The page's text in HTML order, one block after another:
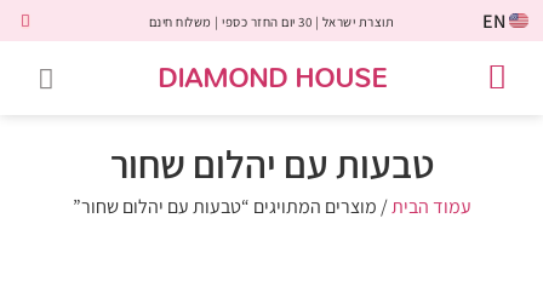
EN תוצרת ישראל | 30 יום החזר כספי | משלוח חינם
DIAMOND HOUSE
טבעות עם יהלום שחור
עמוד הבית/ מוצרים המתויגים “טבעות עם יהלום שחור”